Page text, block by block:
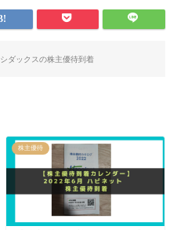
シダックスの株主優待到着
株主優待